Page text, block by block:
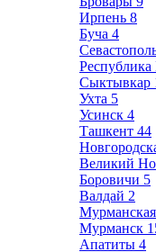
Ирпень 8
Буча 4
Сыктывкар
Ухта 5
Усинск 4
Ташкент 44
Великий
Боровичи 5
Валдай 2
Мурманская
Мурманск
Апатиты 4